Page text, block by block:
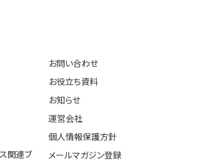
関連ブ
お問い合わせ
お役立ち資料
お知らせ
運営会社
個人情報保護方針
メールマガジン登録